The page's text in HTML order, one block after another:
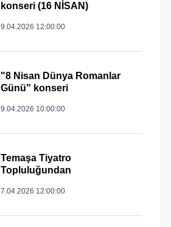
konseri (16 NİSAN)
9.04.2026 12:00:00
"8 Nisan Dünya Romanlar
Günü" konseri
9.04.2026 10:00:00
Temaşa Tiyatro
Topluluğundan
7.04.2026 12:00:00